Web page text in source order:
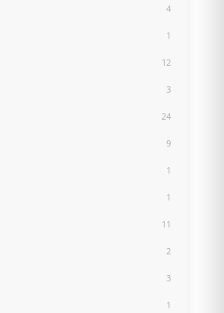
4
1
12
3
24
9
1
1
11
2
3
1